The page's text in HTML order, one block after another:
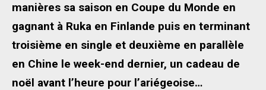
manières sa saison en Coupe du Monde en
gagnant à Ruka en Finlande puis en terminant
troisième en single et deuxième en parallèle
en Chine le week-end dernier, un cadeau de
noël avant l’heure pour l’ariégeoise…